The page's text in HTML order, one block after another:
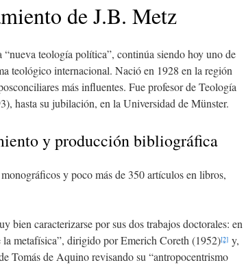
de J.B. Metz
teología política”, continúa siendo hoy uno de
teológico internacional. Nació en 1928 en la región
más influentes. Fue profesor de Teología
hasta su jubilación, en la Universidad de Münster.
y producción bibliográfica
y poco más de 350 artículos en libros,
bien caracterizarse por sus dos trabajos doctorales: en
metafísica”, dirigido por Emerich Coreth (1952)[2] y,
Tomás de Aquino revisando su “antropocentrismo